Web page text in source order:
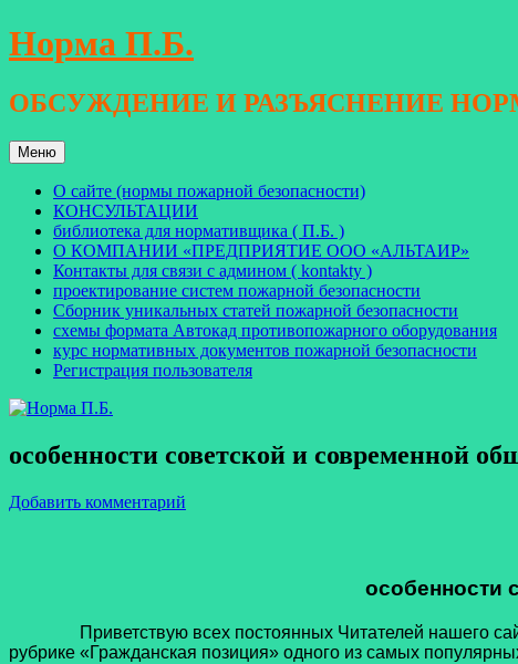
Перейти
к
Норма П.Б.
ОБСУЖДЕНИЕ И РАЗЪЯСНЕНИЕ
Меню
О сайте (нормы пожарной безопасности)
КОНСУЛЬТАЦИИ
библиотека для нормативщика ( П.Б. )
О КОМПАНИИ «ПРЕДПРИЯТИЕ ООО «АЛЬТАИР»
Контакты для связи с админом ( kontakty )
проектирование систем пожарной безопасности
Сборник уникальных статей пожарной безопасности
схемы формата Автокад противопожарного оборудования
курс нормативных документов пожарной безопасности
Регистрация пользователя
особенности советской и современной
Добавить комментарий
особенности
Приветствую всех постоянных Читателей нашего
рубрике «Гражданская позиция» одного из самых